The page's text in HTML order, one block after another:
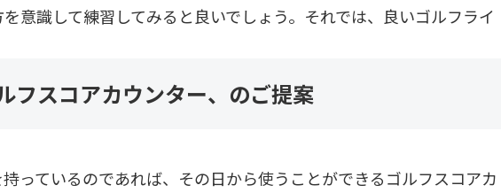
意識して練習してみると良いでしょう。それでは、良いゴルフライ
スコアカウンター、のご提案
っているのであれば、その日から使うことができるゴルフスコアカ